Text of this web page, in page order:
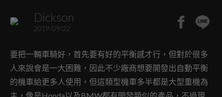
Dickson
2019/09/22
要把一輛車騎好，首先要有好的平衡感才行，但對於很多
人來說會是一大困難，因此不少廠商想要開發出自動平衡
的機車給更多人使用，但這類型機車多半都是大型重機為